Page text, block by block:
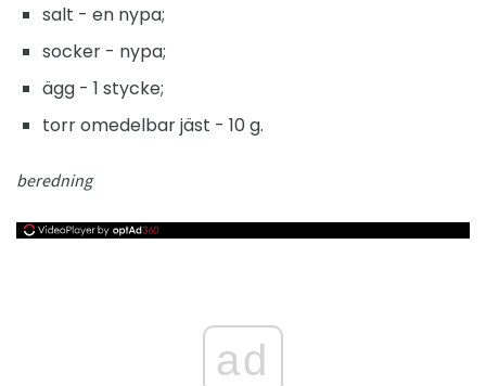
salt - en nypa;
socker - nypa;
ägg - 1 stycke;
torr omedelbar jäst - 10 g.
beredning
ad